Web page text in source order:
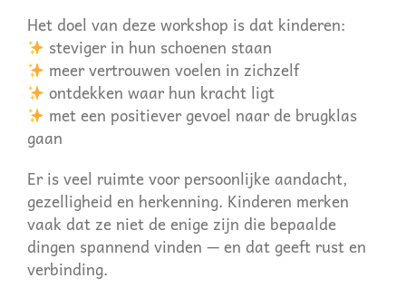
Het doel van deze workshop is dat kinderen:
steviger in hun schoenen staan
meer vertrouwen voelen in zichzelf
ontdekken waar hun kracht ligt
met een positiever gevoel naar de brugklas
gaan
Er is veel ruimte voor persoonlijke aandacht,
gezelligheid en herkenning. Kinderen merken
vaak dat ze niet de enige zijn die bepaalde
dingen spannend vinden — en dat geeft rust en
verbinding.